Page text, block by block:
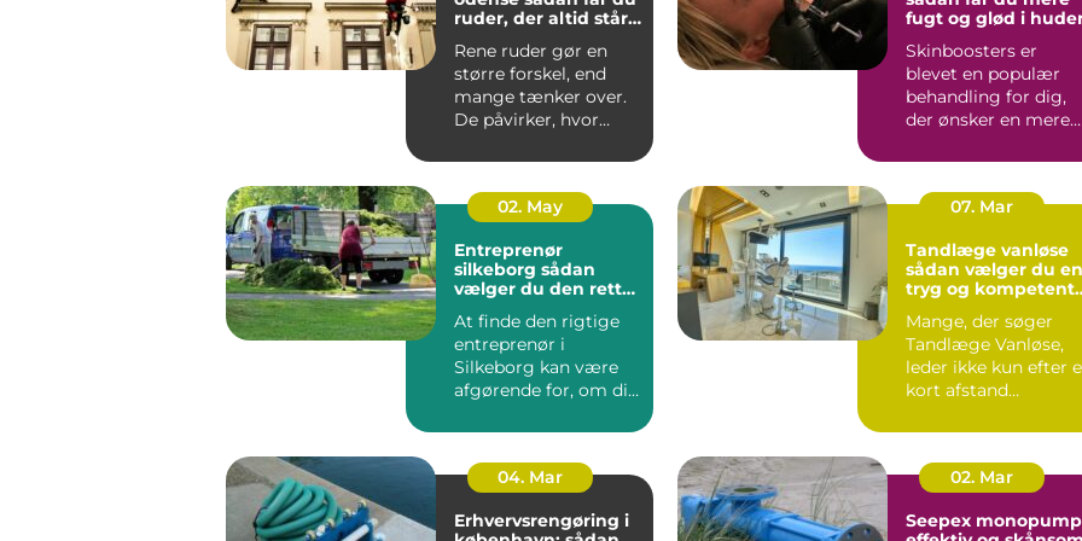
ruder, der altid står
Rene ruder gør en
større forskel, end
mange tænker over.
De påvirker, hvor
hvo...
fugt og glød i
Skinboosters er
blevet en populær
behandling for dig,
der ønsker en mere
spændst...
02. May
Entreprenør
silkeborg sådan
vælger du den rette
At finde den rigtige
entreprenør i
Silkeborg kan være
afgørende for, om dit
haveprojekt...
07. Mar
Tandlæge vanløse
sådan vælger du en
tryg og kompetent
Mange, der søger
Tandlæge Vanløse,
leder ikke kun efter
kort afstand
også have ...
04. Mar
Erhvervsrengøring i
02. Mar
Seepex